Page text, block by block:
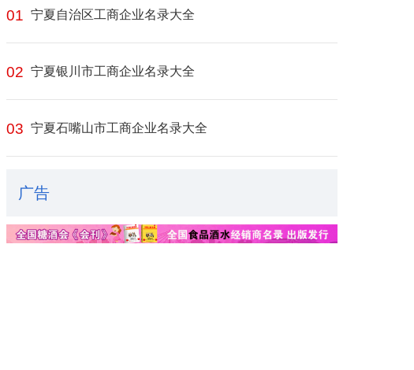
01 宁夏自治区工商企业名录大全
02 宁夏银川市工商企业名录大全
03 宁夏石嘴山市工商企业名录大全
广告